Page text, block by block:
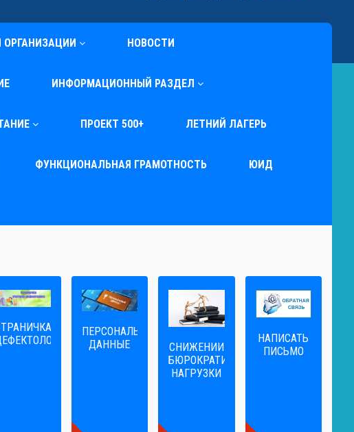
ОРГАНИЗАЦИИ НОВОСТИ
ИНФОРМАЦИОННЫЙ РАЗДЕЛ
ПРОЕКТ 500+ ЛЕТНИЙ ЛАГЕРЬ
ФУНКЦИОНАЛЬНАЯ ГРАМОТНОСТЬ ЮИД
ПЕРСОНАЛЬНЫЕ
ДАННЫЕ
CНИЖЕНИИ
БЮРОКРАТИЧЕСКОЙ
НАГРУЗКИ
НАПИСАТЬ
ПИСЬМО